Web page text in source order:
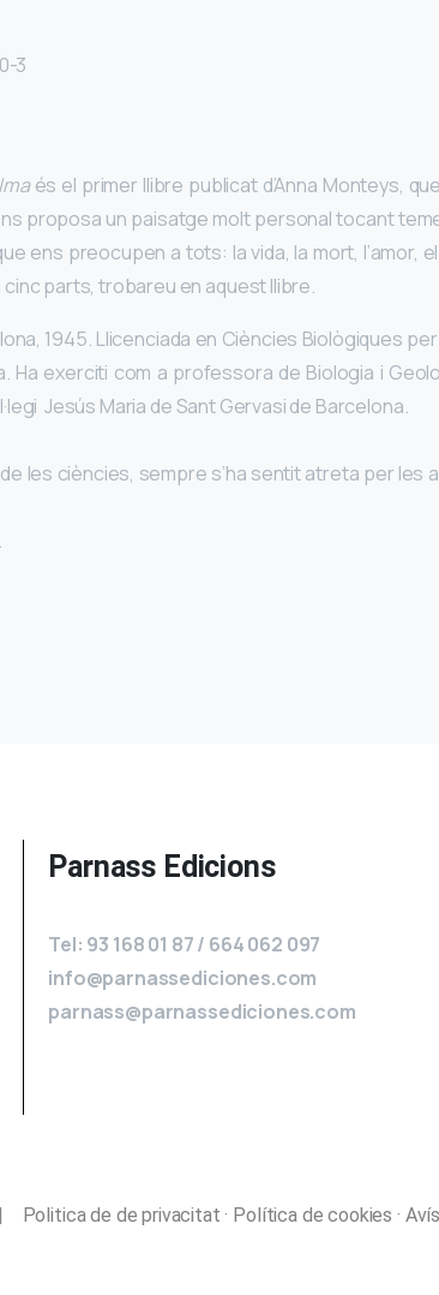
3
és el primer llibre publicat d’Anna Monteys,
proposa un paisatge molt personal tocant
ens preocupen a tots: la vida, la mort, l’amor,
parts, trobareu en aquest llibre.
1945. Llicenciada en Ciències Biològiques
exerciti com a professora de Biologia i
Jesús Maria de Sant Gervasi de Barcelona.
les ciències, sempre s’ha sentit atreta per
Parnass Edicions
Tel: 93 168 01 87 / 664 062 097
info@parnassediciones.com
parnass@parnassediciones.com
Politica de de privacitat · Política de cookies ·